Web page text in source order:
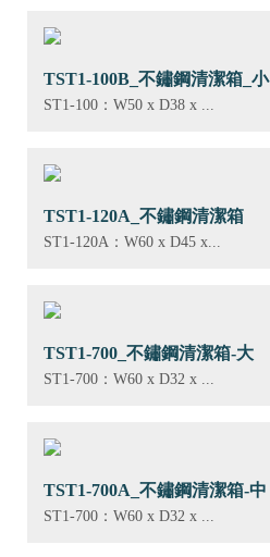
TST1-100B_不鏽鋼清潔箱_小
ST1-100：W50 x D38 x ...
TST1-120A_不鏽鋼清潔箱
ST1-120A：W60 x D45 x...
TST1-700_不鏽鋼清潔箱-大
ST1-700：W60 x D32 x ...
TST1-700A_不鏽鋼清潔箱-中
ST1-700：W60 x D32 x ...